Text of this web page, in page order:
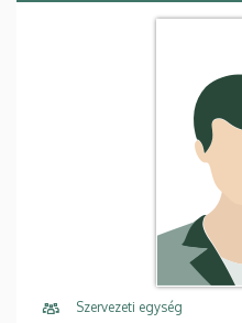
Szervezeti egység